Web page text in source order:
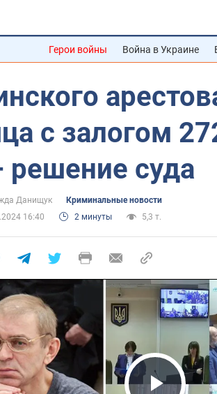
Герои войны Война в Украине
с залогом
решение суда
Данищук
Криминальные новости
16:40
2 минуты 5,3 т.